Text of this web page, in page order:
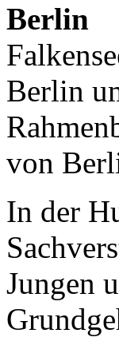
Berlin
von
In der
Jungen